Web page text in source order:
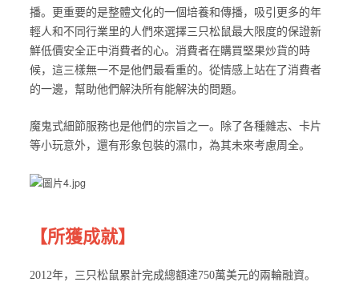
播。
更重要的是整體文化的一個培養和傳播，吸引更多的年
輕人和不同行業里的人們來選擇三只松鼠最大限度的保證新
鮮低價安全正中消費者的心。消費者在購買堅果炒貨的時
候，這三樣無一不是他們最看重的。從情感上站在了消費者
的一邊，幫助他們解決所有能解決的問題。
魔鬼式細節服務也是他們的宗旨之一。除了各種雜志、卡片
等小玩意外，還有形象包裝的濕巾，為其未來考慮周全。
【所獲成就】
2012年，三只松鼠累計完成總額達750萬美元的兩輪融資。